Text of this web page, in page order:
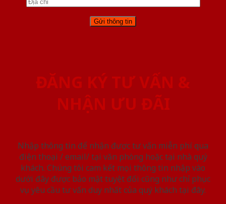
ĐĂNG KÝ TƯ VẤN &
NHẬN ƯU ĐÃI
Nhập thông tin để nhận được tư vấn miễn phí qua
điện thoại / email/ tại văn phòng hoặc tại nhà quý
khách. Chúng tôi cam kết mọi thông tin nhập vào
dưới đây được bảo mật tuyệt đối cũng như chỉ phục
vụ yêu cầu tư vấn duy nhất của quý khách tại đây.